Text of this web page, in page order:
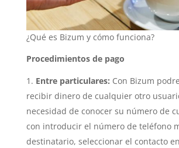
¿Qué es Bizum y cómo funciona?
Procedimientos de pago
Entre particulares: Con Bizum
recibir dinero de cualquier otro
necesidad de conocer su número de
con introducir el número de teléfono
destinatario, seleccionar el contacto